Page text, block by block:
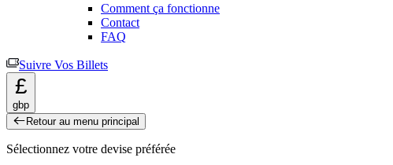
Comment ça fonctionne
Contact
FAQ
Suivre Vos Billets
£
gbp
Retour au menu principal
Sélectionnez votre devise préférée